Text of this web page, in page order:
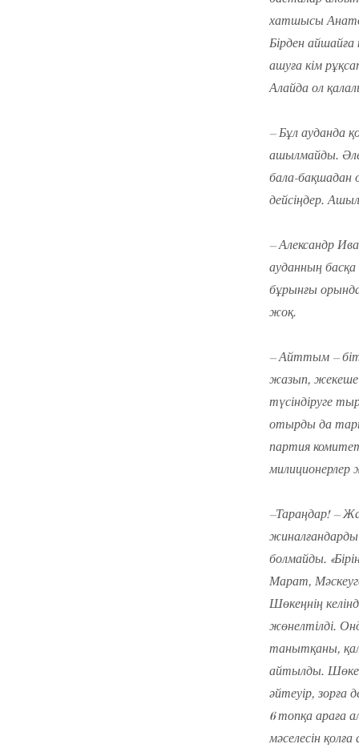
хатшысы
Бірден
ашуға кім
Алайда ол
– Бұл ауданда
ашылмайды.
бала-бақшадан
дейсіңдер.
– Александр
ауданның
бұрынғы
жоқ.
– Айттым –
жазып, жекеше
түсіндіруге
отырды да
партия
милиционерлер
–Тараңдар! –
жиналғандарды
болмайды.
Марат,
Шөкеңнің
жөнелтілді.
танытқаны,
айтылды.
әйтеуір, зорға
6 топқа араға
мәселесін